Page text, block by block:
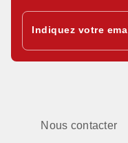
Indiquez votre
Nous contacter